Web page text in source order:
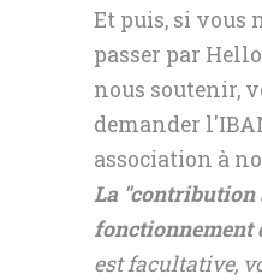
Et puis, si vous
passer par
nous soutenir,
demander
association à
La "contribution
fonctionnement
est facultative,